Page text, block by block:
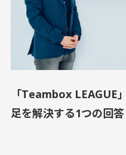
「Teambox LEAGUE
足を解決する1つの回答